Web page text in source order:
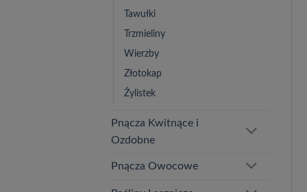
Tawułki
Trzmieliny
Wierzby
Złotokap
Żylistek
Pnącza Kwitnące i
Ozdobne
Pnącza Owocowe